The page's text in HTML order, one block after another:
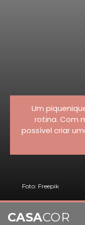
Um
rotina. Com
possível criar
Foto: Freepik
CASACOR